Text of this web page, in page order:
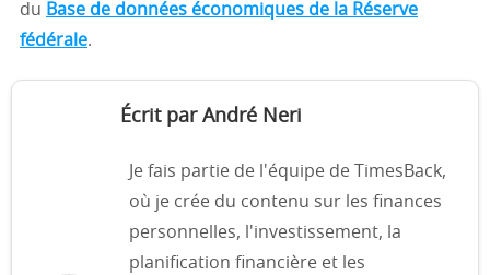
du Base de données économiques de la Réserve
fédérale.
Écrit par André Neri
Je fais partie de l'équipe de TimesBack,
où je crée du contenu sur les finances
personnelles, l'investissement, la
planification financière et les